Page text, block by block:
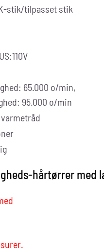
stik/tilpasset stik
65.000 o/min,
95.000 o/min
hårtørrer med